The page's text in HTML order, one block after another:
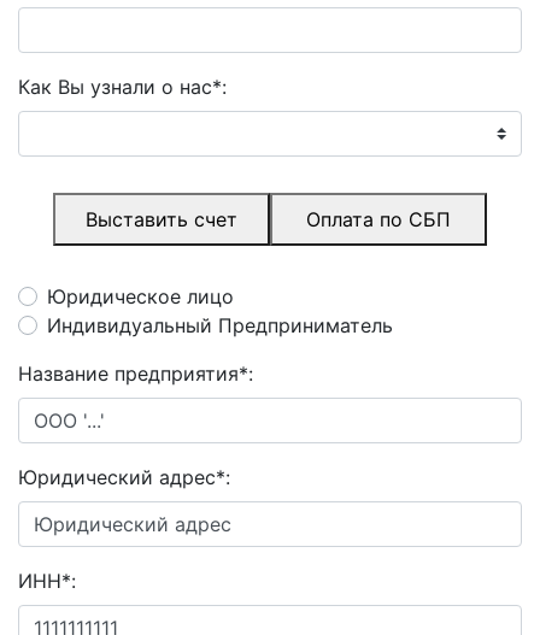
Как Вы узнали о нас*:
Выставить счет Оплата по СБП
Юридическое лицо
Индивидуальный Предприниматель
Название предприятия*:
Юридический адрес*:
ИНН*: